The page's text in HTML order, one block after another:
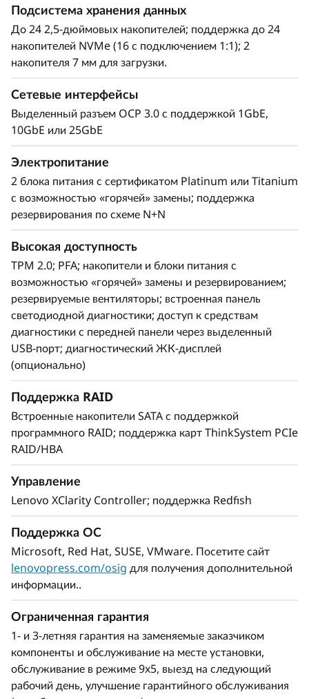
Продуманная гибкая конструкция
Проектирование легко масштабируемой
обладает множеством конструктивных
особенностей, которые позволяют увеличивать
число процессоров, объем оперативной памяти
и хранилища и расширять сетевые
возможности для удовлетворения
потребностей растущих рабочих нагрузок.
Встроенное решение XClarity облегчает и
унифицирует управление, тем самым сокращая
время развертывания серверов до 95% по
сравнению с развертыванием вручную.
ThinkShield защищает все решения,
используемые вашей компанией, на
протяжении всего их жизненного цикла – от
Поддержка рабочих нагрузок нового
Подсистема хранения данных
До 24 2,5-дюймовых накопителей; поддержка до 24
накопителей NVMe (16 с подключением 1:1); 2
накопителя 7 мм для загрузки.
Сетевые интерфейсы
Выделенный разъем OCP 3.0 с поддержкой 1GbE,
10GbE или 25GbE
Электропитание
2 блока питания с сертификатом Platinum или Titanium
с возможностью «горячей» замены; поддержка
резервирования по схеме N+N
Высокая доступность
TPM 2.0; PFA; накопители и блоки питания с
возможностью «горячей» замены и резервированием;
резервируемые вентиляторы; встроенная панель
светодиодной диагностики; доступ к средствам
диагностики с передней панели через выделенный
USB-порт; диагностический ЖК-дисплей
(опционально)
Поддержка RAID
Встроенные накопители SATA с поддержкой
программного RAID; поддержка карт ThinkSystem PCIe
RAID/HBA
Управление
Lenovo XClarity Controller; поддержка Redfish
Поддержка ОС
Microsoft, Red Hat, SUSE, VMware. Посетите сайт
lenovopress.com/osig для получения дополнительной
информации..
Ограниченная гарантия
1- и 3-летняя гарантия на заменяемые заказчиком
компоненты и обслуживание на месте установки,
обслуживание в режиме 9x5, выезд на следующий
рабочий день, улучшение гарантийного обслуживания